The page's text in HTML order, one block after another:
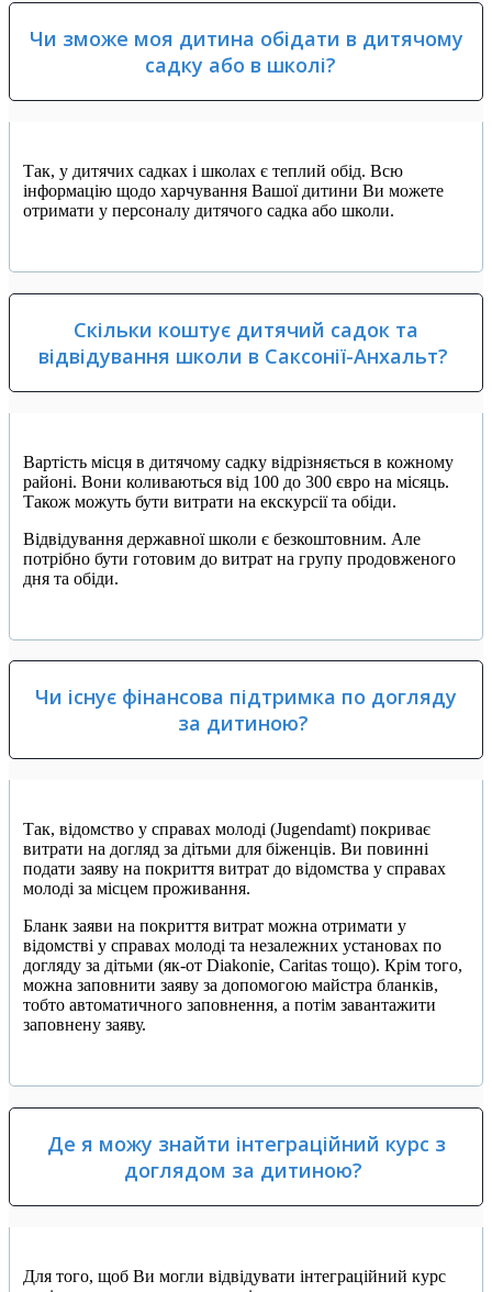
Чи зможе моя дитина обідати в дитячому
садку або в школі?
Так, у дитячих садках і школах є теплий обід. Всю
інформацію щодо харчування Вашої дитини Ви можете
отримати у персоналу дитячого садка або школи.
Скільки коштує дитячий садок та
відвідування школи в Саксонії-Анхальт?
Вартість місця в дитячому садку відрізняється в кожному
районі. Вони коливаються від 100 до 300 євро на місяць.
Також можуть бути витрати на екскурсії та обіди.
Відвідування державної школи є безкоштовним. Але
потрібно бути готовим до витрат на групу продовженого
дня та обіди.
Чи існує фінансова підтримка по догляду
за дитиною?
Так, відомство у справах молоді (Jugendamt) покриває
витрати на догляд за дітьми для біженців. Ви повинні
подати заяву на покриття витрат до відомства у справах
молоді за місцем проживання.
Бланк заяви на покриття витрат можна отримати у
відомстві у справах молоді та незалежних установах по
догляду за дітьми (як-от Diakonie, Caritas тощо). Крім того,
можна заповнити заяву за допомогою майстра бланків,
тобто автоматичного заповнення, а потім завантажити
заповнену заяву.
Де я можу знайти інтеграційний курс з
доглядом за дитиною?
Для того, щоб Ви могли відвідувати інтеграційний курс